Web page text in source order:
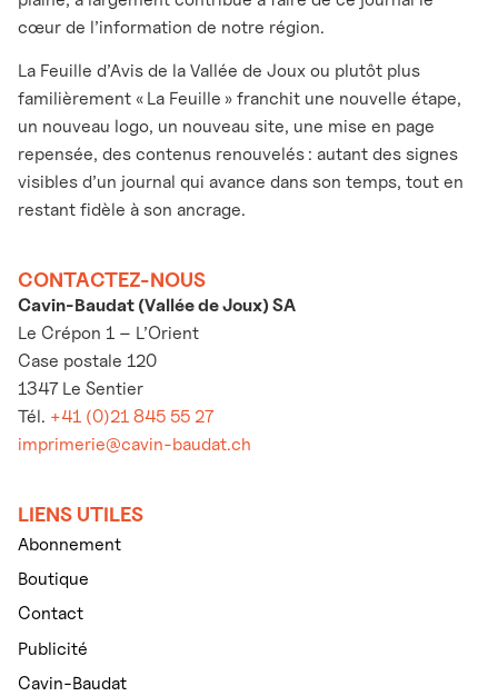
cœur de l’information de notre région.
La Feuille d’Avis de la Vallée de Joux ou plutôt plus
familièrement « La Feuille » franchit une nouvelle étape,
un nouveau logo, un nouveau site, une mise en page
repensée, des contenus renouvelés : autant des signes
visibles d’un journal qui avance dans son temps, tout en
restant fidèle à son ancrage.
CONTACTEZ-NOUS
Cavin-Baudat (Vallée de Joux) SA
Le Crépon 1 – L’Orient
Case postale 120
1347 Le Sentier
Tél. +41 (0)21 845 55 27
imprimerie@cavin-baudat.ch
LIENS UTILES
Abonnement
Boutique
Contact
Publicité
Cavin-Baudat